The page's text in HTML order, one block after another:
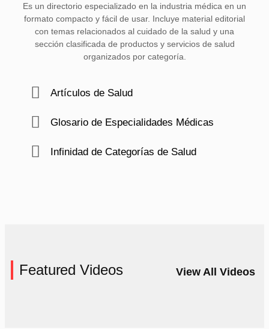
Es un directorio especializado en la industria médica en un
formato compacto y fácil de usar. Incluye material editorial
con temas relacionados al cuidado de la salud y una
sección clasificada de productos y servicios de salud
organizados por categoría.
Artículos de Salud
Glosario de Especialidades Médicas
Infinidad de Categorías de Salud
Featured Videos View All Videos